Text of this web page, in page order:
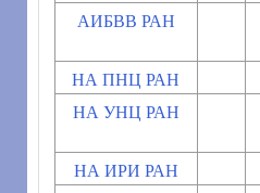
АИБВВ РАН
НА ПНЦ РАН
НА УНЦ РАН
НА ИРИ РАН